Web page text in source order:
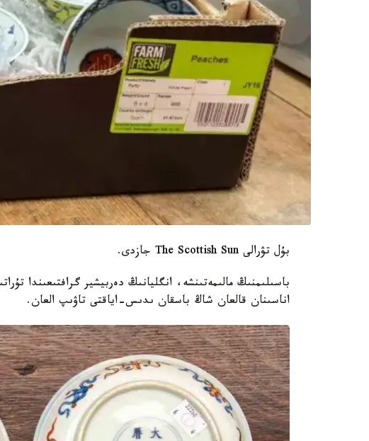
بۇل تۋرالى The Scottish Sun جازدى.
اناسىنان قالعان شاڭ باسقان ىدىس-اياقتى تاۋىپ العان.